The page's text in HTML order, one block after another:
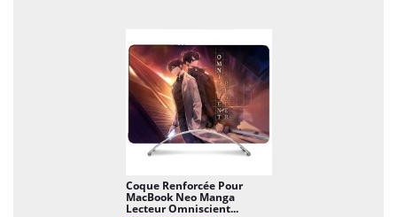
Coque Renforcée Pour
MacBook Neo Manga
Lecteur Omniscient...